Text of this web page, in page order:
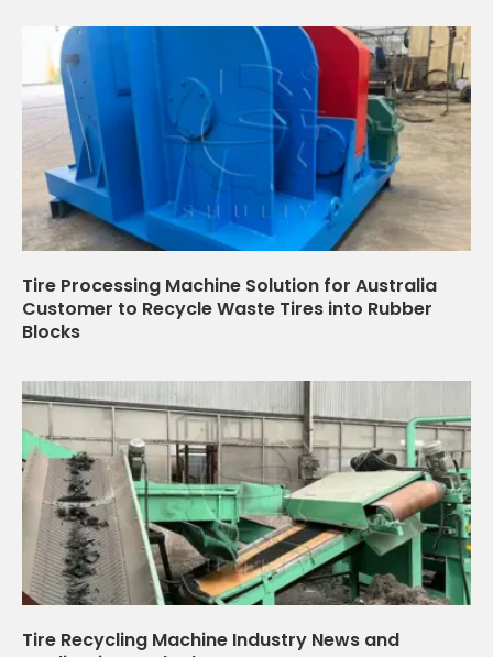
Tire Processing Machine Solution for Australia
Customer to Recycle Waste Tires into Rubber
Blocks
Tire Recycling Machine Industry News and